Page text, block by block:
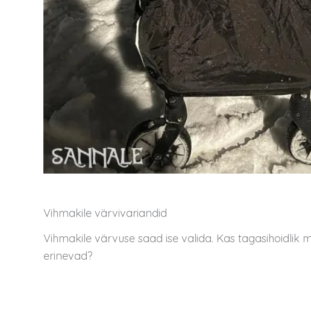
Vihmakile värvivariandid
Vihmakile värvuse saad ise valida. Kas
erinevad?